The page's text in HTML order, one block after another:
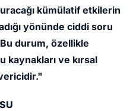
kümülatif etkilerin
yönünde ciddi soru
durum, özellikle
kaynakları ve kırsal